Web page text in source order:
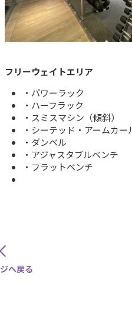
フリーウェイトエリア
・パワーラック
・ハーフラック
・スミスマシン（傾斜
・シーテッド・アームカー
・ダンベル ：
・アジャスタブルベン
・フラットベンチ
へ戻る